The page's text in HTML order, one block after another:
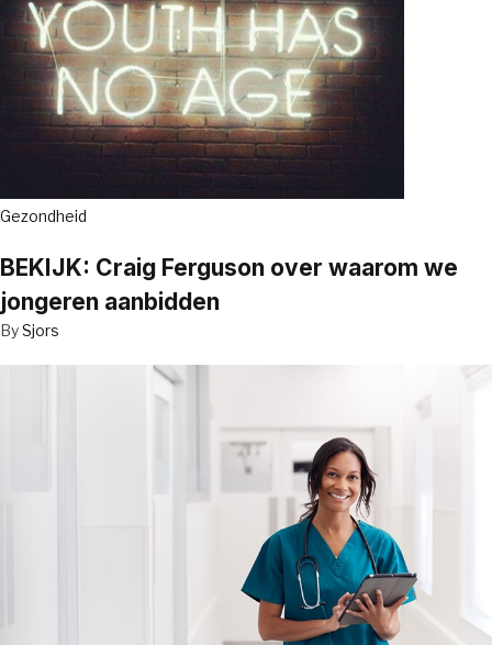
Gezondheid
BEKIJK: Craig Ferguson over waarom we
jongeren aanbidden
BySjors